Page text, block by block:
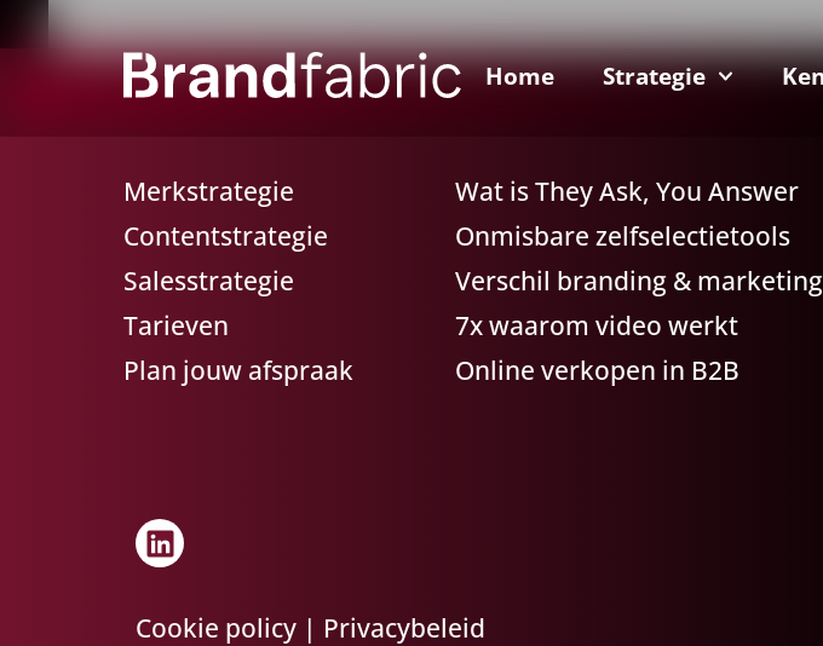
Home Strategie
Merkstrategie
Contentstrategie
Salesstrategie
Tarieven
Plan jouw afspraak
Wat is They Ask, You Answer
Onmisbare zelfselectietools
Verschil branding & marketing
7x waarom video werkt
Online verkopen in B2B
Cookie policy | Privacybeleid